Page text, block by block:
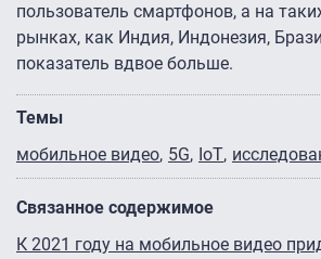
пользователь смартфонов, а на
рынках, как Индия, Индонезия,
показатель вдвое больше.
Темы
мобильное видео 5G IoT
Связанное содержимое
К 2021 году на мобильное видео